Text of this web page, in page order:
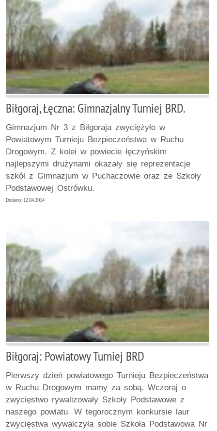
Biłgoraj, Łęczna: Gimnazjalny Turniej BRD.
Gimnazjum Nr 3 z Biłgoraja zwyciężyło w
Powiatowym Turnieju Bezpieczeństwa w Ruchu
Drogowym. Z kolei w powiecie łęczyńskim
najlepszymi drużynami okazały się reprezentacje
szkół z Gimnazjum w Puchaczowie oraz ze Szkoły
Podstawowej Ostrówku.
Dodano: 12.04.2014
Biłgoraj: Powiatowy Turniej BRD
Pierwszy dzień powiatowego Turnieju Bezpieczeństwa
w Ruchu Drogowym mamy za sobą. Wczoraj o
zwycięstwo rywalizowały Szkoły Podstawowe z
naszego powiatu. W tegorocznym konkursie laur
zwycięstwa wywalczyła sobie Szkoła Podstawowa Nr